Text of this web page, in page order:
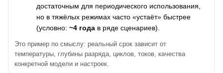
достаточным для периодического использования,
но в тяжёлых режимах часто «устаёт» быстрее
(условно: ~4 года в ряде сценариев).
Это пример по смыслу: реальный срок зависит от
температуры, глубины разряда, циклов, токов, качества
конкретной модели и настроек.